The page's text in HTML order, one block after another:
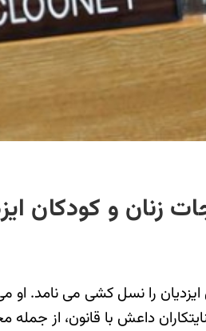
زنان و کودکان
را نسل کشی می نامد. او
داعش با قانون، از